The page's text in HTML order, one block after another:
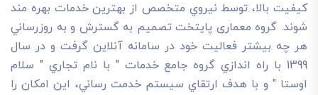
کيفيت بالا، توسط نيروي متخصص از بهترين خدمات بهره مند
شوند. گروه معماری پایتخت تصميم به گسترش و به روزرساني
هر چه بيشتر فعاليت خود در سامانه آنلاين گرفت و در سال
1399 با راه اندازي گروه جامع خدمات " با نام تجاري " سلام
اوستا " و با هدف ارتقاي سيستم خدمت رساني، اين امکان را